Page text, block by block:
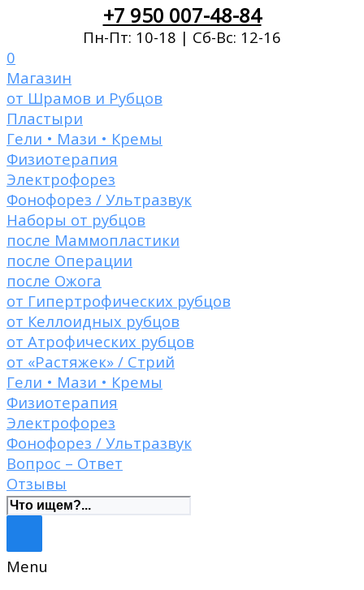
+7 950 007-48-84
Пн-Пт: 10-18 | Сб-Вс: 12-16
0
Магазин
от Шрамов и Рубцов
Пластыри
Гели • Мази • Кремы
Физиотерапия
Электрофорез
Фонофорез / Ультразвук
Наборы от рубцов
после Маммопластики
после Операции
после Ожога
от Гипертрофических рубцов
от Келлоидных рубцов
от Атрофических рубцов
от «Растяжек» / Стрий
Гели • Мази • Кремы
Физиотерапия
Электрофорез
Фонофорез / Ультразвук
Вопрос – Ответ
Отзывы
Menu